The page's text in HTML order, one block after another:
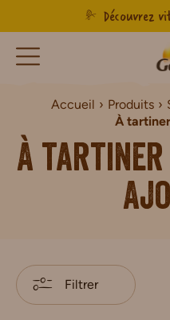
Découvrez
Accueil Produits
À tartiner
Filtrer